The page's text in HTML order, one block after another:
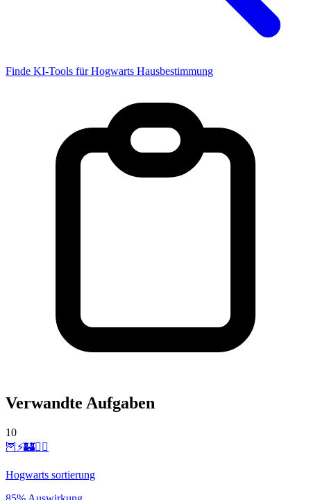
Finde KI-Tools für Hogwarts Hausbestimmung
Verwandte Aufgaben
10
🦉⚡️🏰🧙‍♂️
Hogwarts sortierung